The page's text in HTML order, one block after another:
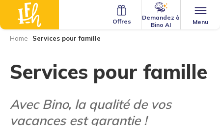
Menu
Demandez à
Bino AI
Offres
Home · Services pour famille
Services pour famille
Avec Bino, la qualité de vos
vacances est garantie !